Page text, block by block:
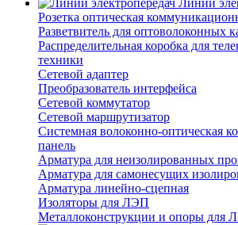
Линии
Розетка оптическая
Разветвитель для оптоволоконных
Распределительная коробка для
техники
Сетевой адаптер
Преобразователь интерфейса
Сетевой коммутатор
Сетевой маршрутизатор
Системная волоконно-оптическая
панель
Арматура для неизолированных
Арматура для самонесущих
Арматура линейно-сцепная
Изоляторы для ЛЭП
Металлоконструкции и опоры для